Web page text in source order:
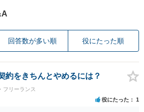
回答数が多い順 役にたった順
約をきちんとやめるには？
フリーランス
役にたった 1